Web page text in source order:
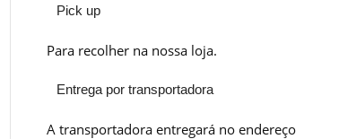
Pick up
Para recolher na nossa loja.
Entrega por transportadora
A transportadora entregará no endereço